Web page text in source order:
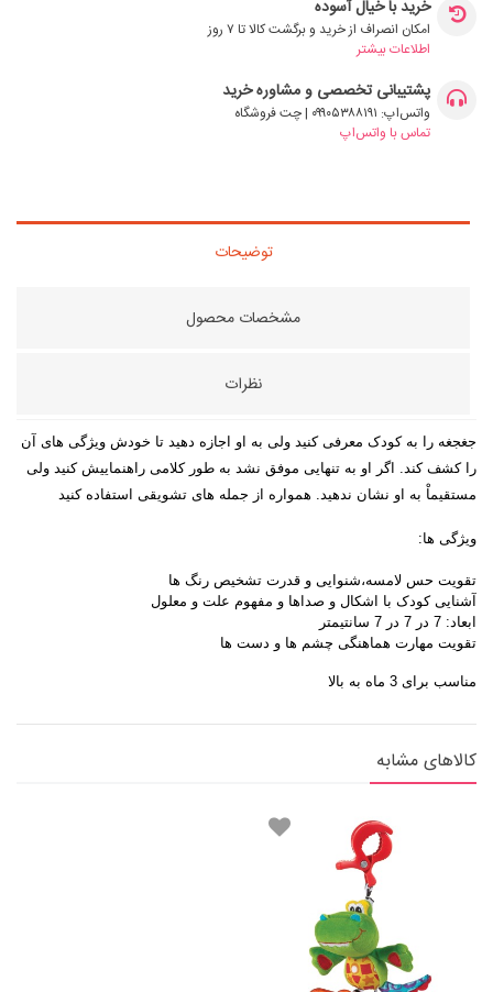
خرید با خیال آسوده
امکان انصراف از خرید و برگشت کالا تا ۷ روز
اطلاعات بیشتر
پشتیبانی تخصصی و مشاوره خرید
واتس‌اپ: ۰۹۹۰۵۳۸۸۱۹۱ | چت فروشگاه
تماس با واتس‌اپ
توضیحات
مشخصات محصول
نظرات
جغجغه را به کودک معرفی کنید ولی به او اجازه دهید تا خودش ویژگی های آن
را کشف کند. اگر او به تنهایی موفق نشد به طور کلامی راهنماییش کنید ولی
مستقیماْ به او نشان ندهید. همواره از جمله های تشویقی استفاده کنید
ویژگی ها:
تقویت حس لامسه،شنوایی و قدرت تشخیص رنگ ها
آشنایی کودک با اشکال و صداها و مفهوم علت و معلول
ابعاد: 7 در 7 در 7 سانتیمتر
تقویت مهارت هماهنگی چشم ها و دست ها
مناسب برای 3 ماه به بالا
کالاهای مشابه